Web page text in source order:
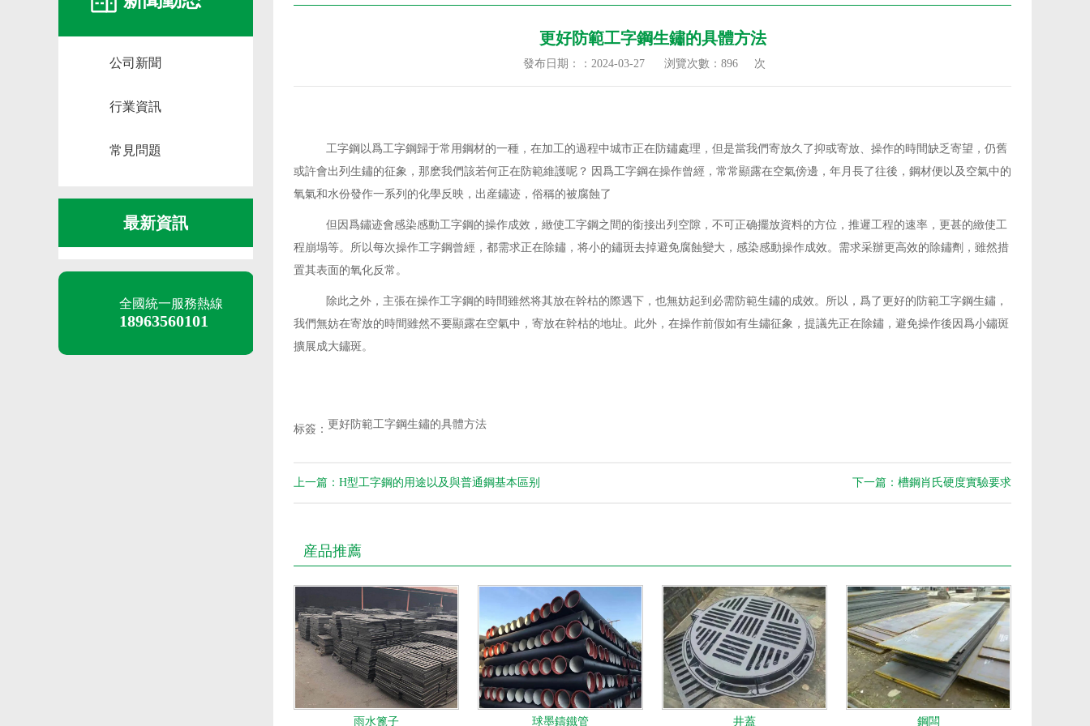
公司新聞
行業資訊
常見問題
最新資訊
全國統一服務熱線
18963560101
更好防範工字鋼生鏽的具體方法
發布日期：：2024-03-27 浏覽次數： 896 次
工字鋼以爲工字鋼歸于常用鋼材的一種，在加工的過程中城市正在防鏽處理，但是當我們寄放久了抑或寄放、操作的時間缺乏寄望，仍舊
或許會出列生鏽的征象，那麽我們該若何正在防範維護呢？ 因爲工字鋼在操作曾經，常常顯露在空氣傍邊，年月長了往後，鋼材便以及空氣中的
氧氣和水份發作一系列的化學反映，出産鏽迹，俗稱的被腐蝕了
但因爲鏽迹會感染感動工字鋼的操作成效，緻使工字鋼之間的銜接出列空隙，不可正确擺放資料的方位，推遲工程的速率，更甚的緻使工
程崩塌等。所以每次操作工字鋼曾經，都需求正在除鏽，将小的鏽斑去掉避免腐蝕變大，感染感動操作成效。需求采辦更高效的除鏽劑，雖然措
置其表面的氧化反常。
除此之外，主張在操作工字鋼的時間雖然将其放在幹枯的際遇下，也無妨起到必需防範生鏽的成效。所以，爲了更好的防範工字鋼生鏽，
我們無妨在寄放的時間雖然不要顯露在空氣中，寄放在幹枯的地址。此外，在操作前假如有生鏽征象，提議先正在除鏽，避免操作後因爲小鏽斑
擴展成大鏽斑。
标簽： 更好防範工字鋼生鏽的具體方法
上一篇：H型工字鋼的用途以及與普通鋼基本區别 下一篇：槽鋼肖氏硬度實驗要求
産品推薦
雨水篦子 球墨鑄鐵管 井蓋 鋼闆